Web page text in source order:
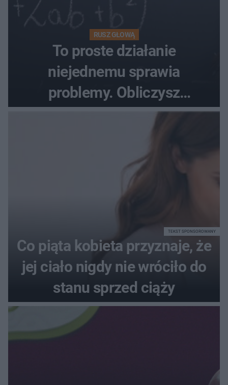
RUSZ GŁOWĄ
To proste działanie
niejednemu sprawia
problemy. Obliczysz
poprawnie, ile to jest
Co piąta kobieta przyznaje, że
jej ciało nigdy nie wróciło do
stanu sprzed ciąży
TEKST SPONSOROWANY